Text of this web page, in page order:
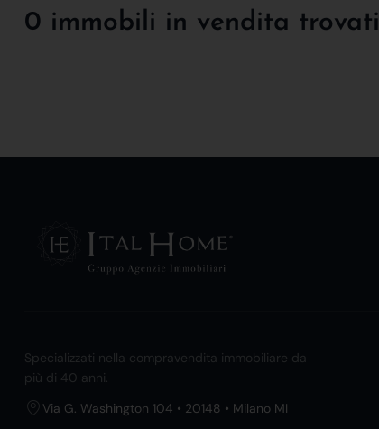
0 immobili in vendita trovati
Specializzati nella compravendita immobiliare da
più di 40 anni.
Via G. Washington 104 • 20148 • Milano MI